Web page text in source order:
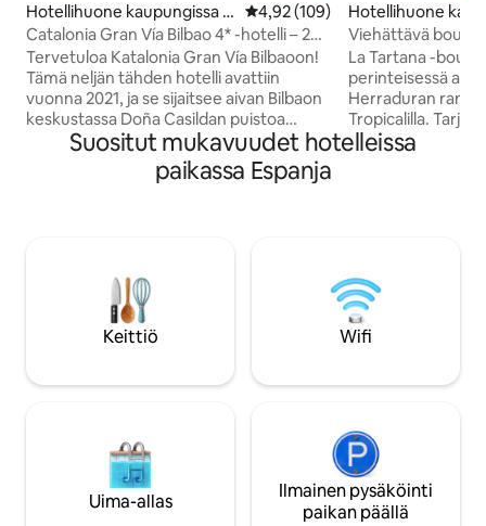
Hotellihuone kaupungissa Bi
lbao
Keskimääräinen arvio 4,92/5,
4,92 (109)
Catalonia Gran Vía Bilbao 4* -hotelli – 2
hengen huone
Tervetuloa Katalonia Gran Vía Bilbaoon!
Tämä neljän tähden hotelli avattiin
vuonna 2021, ja se sijaitsee aivan Bilbaon
keskustassa Doña Casildan puistoa
vastapäätä ja hyvin lähellä Guggenheim-
museota ja Euskaldunan
kongressipalatsia. Se sijaitsee Gran Vía
ovat mukavia ja täysin varustettuja.
Niiden pinta-ala on 21 m².
Hotellihuone
Herradura
Viehättävä
merinäkymillä
La Tartana -
perinteisessä
Herraduran
Tropicalilla.
puutarhoja
palveluista, joita
elämiseen.
Suositut mukavuudet hotelleissa
paikassa Espanja
Keittiö Wifi
Uima-allas
Ilmainen pysäköinti
paikan päällä